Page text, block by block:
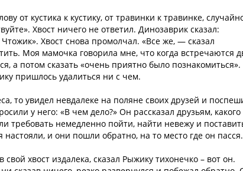
от кустика к кустику, от травинки к травинке,
Хвост ничего не ответил. Динозаврик сказал:
Хвост снова промолчал. «Все же, — сказал
Моя мамочка говорила мне, что когда встречаются
а потом сказать «очень приятно было познакомиться».
пришлось удалиться ни с чем.
то увидел невдалеке на поляне своих друзей и
у него: «В чем дело?» Он рассказал друзьям, какого
требовать немедленно пойти, найти невежу и
и они пошли обратно, на то место где он пасся.
хвост издалека, сказал Рыжику тихонечко – вот он.